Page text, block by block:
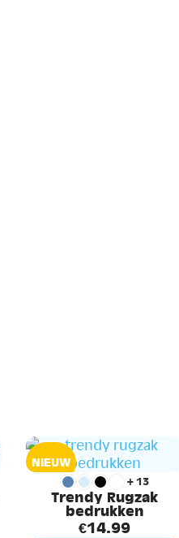
NIEUW
+13
Trendy Rugzak
bedrukken
€14.99